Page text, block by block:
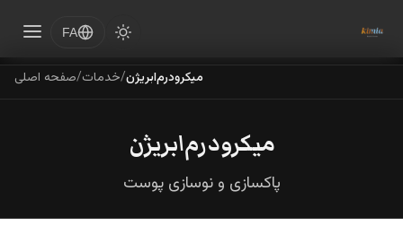
FA
صفحه اصلی/خدمات/میکرودرم‌ابریژن
میکرودرم‌ابریژن
پاکسازی و نوسازی پوست